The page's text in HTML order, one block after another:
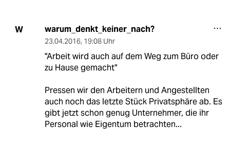
W warum_denkt_keiner_nach?
23.04.2016, 19:08 Uhr
"Arbeit wird auch auf dem Weg zum Büro oder
zu Hause gemacht"
Pressen wir den Arbeitern und Angestellten
auch noch das letzte Stück Privatsphäre ab. Es
gibt jetzt schon genug Unternehmer, die ihr
Personal wie Eigentum betrachten...